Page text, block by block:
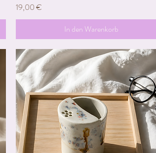
Preis
19,00 €
In den Warenkorb